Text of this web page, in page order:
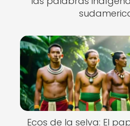
Ecos de la selva: El